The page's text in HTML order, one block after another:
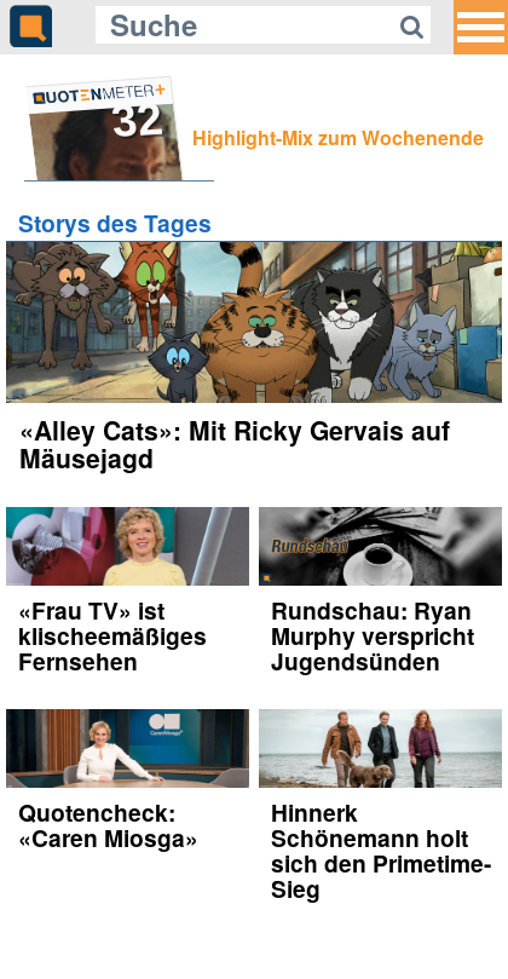
32 Highlight-Mix zum Wochenende
Storys des Tages
«Alley Cats»: Mit Ricky Gervais auf
Mäusejagd
«Frau TV» ist
klischeemäßiges
Fernsehen
Rundschau: Ryan
Murphy verspricht
Jugendsünden
Quotencheck:
«Caren Miosga»
Hinnerk
Schönemann holt
sich den Primetime-
Sieg